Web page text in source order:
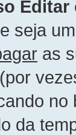
Editar
seja
as
no
da